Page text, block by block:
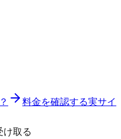
料金を確認する実サイ
け取る